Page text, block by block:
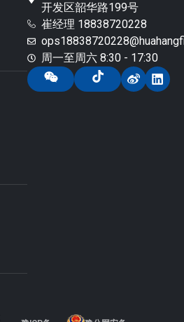
开发区韶华路199号
崔经理 18838720228
周一至周六 8:30 - 17:30